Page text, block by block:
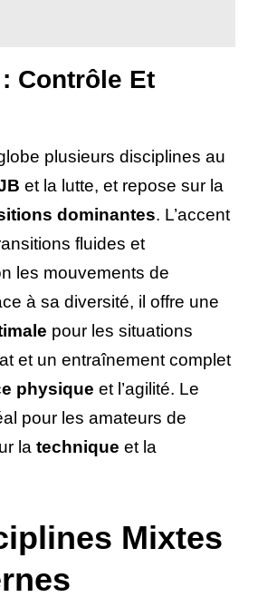
Contrôle Et
plusieurs disciplines au
et la lutte, et repose sur la
dominantes. L’accent
fluides et
les mouvements de
à sa diversité, il offre une
pour les situations
et un entraînement complet
physique et l’agilité. Le
pour les amateurs de
la technique et la
Mixtes